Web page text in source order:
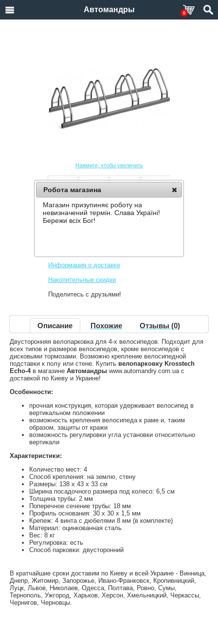
Автомандры 0
Нажмите, чтобы увеличить
ВЕЛОПАРКОВКА KROSSTECH ECHO-4
Информация о доставке
Накопительные скидки
Поделитесь с друзьями!
Описание Похожие Отзывы (0)
Двусторонняя велопарковка для 4-х велосипедов. Подходит для
всех типов и размеров велосипедов, кроме велосипедов с
дисковыми тормозами. Возможно крепление велосипедной
подставки к полу или стене. Купить велопарковку Krosstech
Echo-4в магазине Автомандры www.automandry.com.ua с
доставкой по Киеву и Украине!
Особенности:
прочная конструкция, которая удерживает велосипед в
вертикальном положении
возможность крепления велосипеда к раме и, таким
образом, защиты от кражи
возможность регулировки угла установки относительно
вертикали
Характеристики:
Количество мест: 4
Способ крепления: на землю, стену
Размеры: 138 х 43 х 33 см
Ширина посадочного размера под колесо: 6,5 см
Толщина трубы: 2 мм
Поперечное сечение трубы: 18 мм
Профиль основания: 30 x 30 x 1,5 мм
Крепеж: 4 винта с дюбелями 8 мм (в комплекте)
Материал: оцинкованная сталь
Вес: 8 кг
Регулировка: есть
Способ парковки: двусторонний
В кратчайшие сроки доставим по Киеву и всей Украине - Винница,
Днепр, Житомир, Запорожье, Ивано-Франковск, Кропивницкий,
Луцк, Львов, Николаев, Одесса, Полтава, Ровно, Сумы,
Тернополь, Ужгород, Харьков, Херсон, Хмельницкий, Черкассы,
Чернигов, Черновцы.
Робота магазина
Магазин призупиняє роботу на
невизначений термін. Слава Україні!
Бережи всіх Бог!